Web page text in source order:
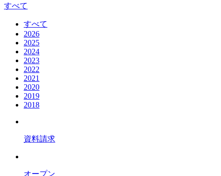
すべて
すべて
2026
2025
2024
2023
2022
2021
2020
2019
2018
資料請求
オープン